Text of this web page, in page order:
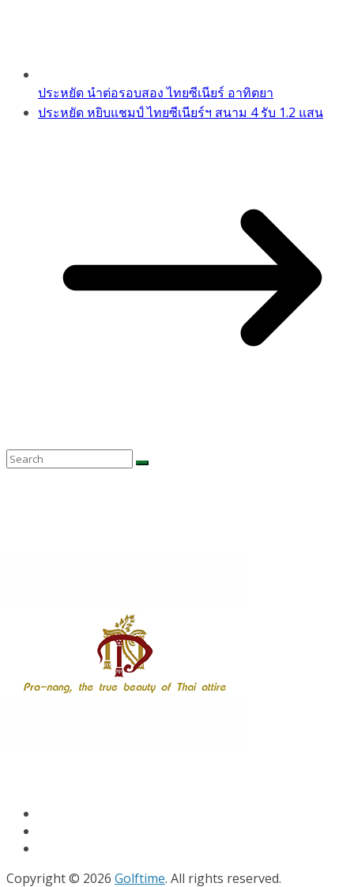
ประหยัด นำต่อรอบสอง ไทยซีเนียร์ อาทิตยา
ประหยัด หยิบแชมป์ ไทยซีเนียร์ฯ สนาม 4 รับ 1.2 แสน
Copyright © 2026 Golftime. All rights reserved.